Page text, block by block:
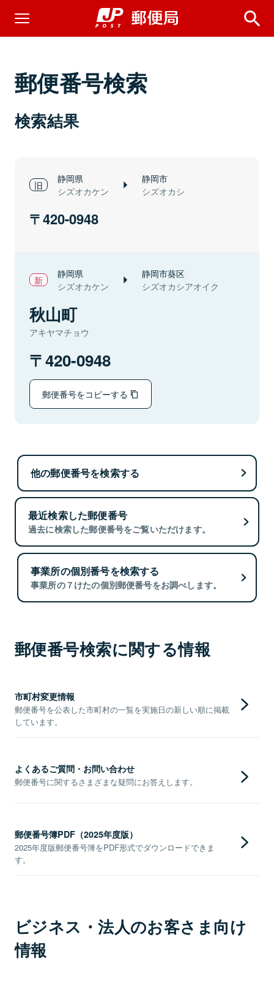
郵便番号検索
検索結果
静岡県
シズオカケン
静岡市
シズオカシ
420-0948
静岡県
シズオカケン
静岡市葵区
シズオカシアオイク
秋山町
アキヤマチョウ
420-0948
郵便番号をコピーする
他の郵便番号を検索する
最近検索した郵便番号
過去に検索した郵便番号をご覧いただけます。
事業所の個別番号を検索する
事業所の７けたの個別郵便番号をお調べします。
郵便番号検索に関する情報
市町村変更情報
郵便番号を公表した市町村の一覧を実施日の新しい順に掲載
しています。
よくあるご質問・お問い合わせ
郵便番号に関するさまざまな疑問にお答えします。
郵便番号簿PDF（2025年度版）
2025年度版郵便番号簿をPDF形式でダウンロードできま
す。
ビジネス・法人のお客さま向け
情報